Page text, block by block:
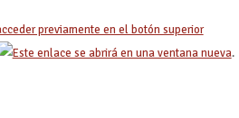
previamente en el botón superior
.